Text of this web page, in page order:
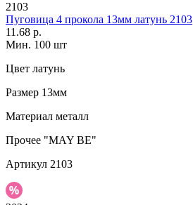
2103
Пуговица 4 прокола 13мм латунь 2103
11.68 р.
Мин. 100 шт
Цвет латунь
Размер 13мм
Материал металл
Прочее "MAY BE"
Артикул 2103